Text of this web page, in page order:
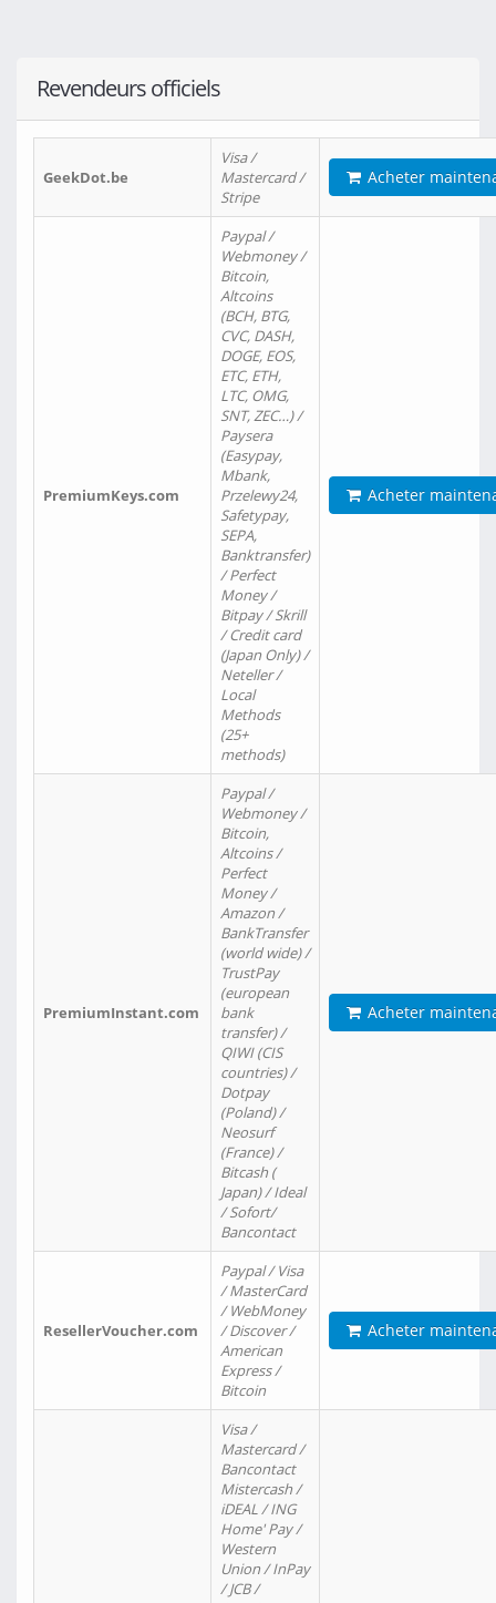
Revendeurs officiels
GeekDot.be
Visa /
Mastercard /
Stripe
Acheter
PremiumKeys.com
Paypal /
Webmoney /
Bitcoin,
Altcoins
(BCH, BTG,
CVC, DASH,
DOGE, EOS,
ETC, ETH,
LTC, OMG,
SNT, ZEC…) /
Paysera
(Easypay,
Mbank,
Przelewy24,
Safetypay,
SEPA,
Banktransfer)
/ Perfect
Money /
Bitpay / Skrill
/ Credit card
(Japan Only) /
Neteller /
Local
Methods
(25+
methods)
Acheter
PremiumInstant.com
Paypal /
Webmoney /
Bitcoin,
Altcoins /
Perfect
Money /
Amazon /
BankTransfer
(world wide) /
TrustPay
(european
bank
transfer) /
QIWI (CIS
countries) /
Dotpay
(Poland) /
Neosurf
(France) /
Bitcash (
Japan) / Ideal
/ Sofort/
Bancontact
Acheter
ResellerVoucher.com
Paypal / Visa
/ MasterCard
/ WebMoney
/ Discover /
American
Express /
Bitcoin
Acheter
Visa /
Mastercard /
Bancontact
Mistercash /
iDEAL / ING
Home' Pay /
Western
Union / InPay
/ JCB /